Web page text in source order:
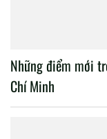
Những điểm mới
Chí Minh